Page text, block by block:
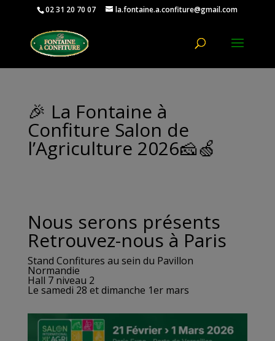
02 31 20 70 07 la.fontaine.a.confiture@gmail.com
🎉 La Fontaine à
Confiture Salon de
l’Agriculture 2026🧀🍏
Nous serons présents
Retrouvez-nous à Paris
Stand Confitures au sein du Pavillon
Normandie
Hall 7 niveau 2
Le samedi 28 et dimanche 1er mars